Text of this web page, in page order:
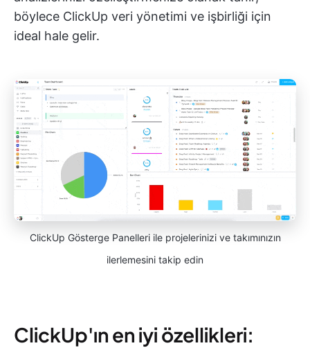
böylece ClickUp veri yönetimi ve işbirliği için
ideal hale gelir.
ClickUp Gösterge Panelleri ile projelerinizi ve takımınızın
ilerlemesini takip edin
ClickUp'ın en iyi özellikleri: